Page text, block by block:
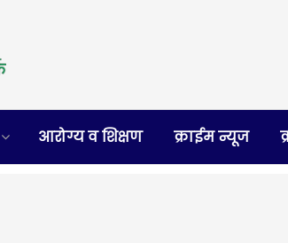
आरोग्य व शिक्षण क्राईम न्यूज